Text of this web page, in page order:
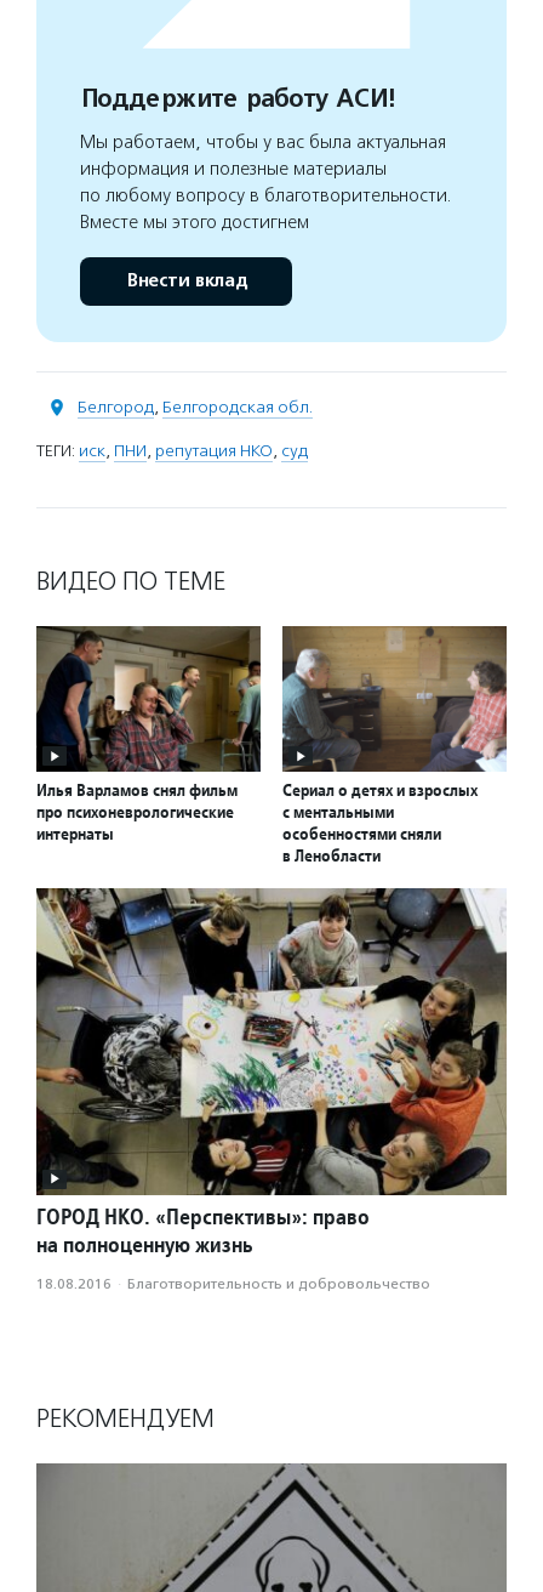
Поддержите работу АСИ!
Мы работаем, чтобы у вас была актуальная
информация и полезные материалы
по любому вопросу в благотворительности.
Вместе мы этого достигнем
Внести вклад
Белгород, Белгородская обл.
ТЕГИ: иск, ПНИ, репутация НКО, суд
ВИДЕО ПО ТЕМЕ
Илья Варламов снял фильм
про психоневрологические
интернаты
Сериал о детях и взрослых
с ментальными
особенностями сняли
в Ленобласти
ГОРОД НКО. «Перспективы»: право
на полноценную жизнь
18.08.2016 · Благотвори­тель­ность и доброволь­чест­во
РЕКОМЕНДУЕМ